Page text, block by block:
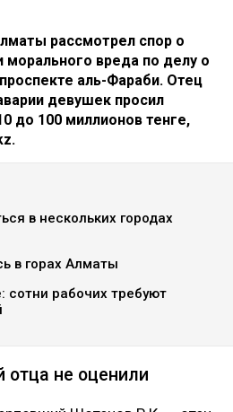
вреда по делу о
аль-Фараби. Отец
девушек просил